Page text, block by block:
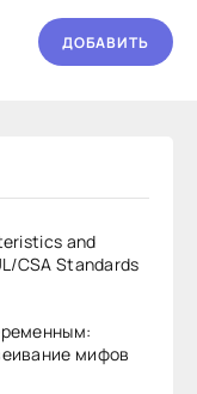
ДОБАВИТЬ
and
CSA Standards
мифов